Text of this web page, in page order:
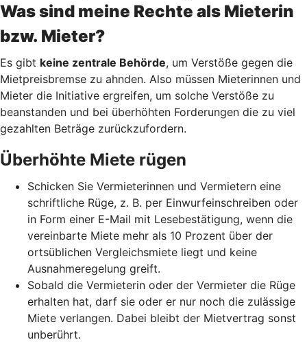
Was sind meine Rechte als Mieterin
bzw. Mieter?
Es gibt keine zentrale Behörde, um Verstöße gegen die
Mietpreisbremse zu ahnden. Also müssen Mieterinnen und
Mieter die Initiative ergreifen, um solche Verstöße zu
beanstanden und bei überhöhten Forderungen die zu viel
gezahlten Beträge zurückzufordern.
Überhöhte Miete rügen
Schicken Sie Vermieterinnen und Vermietern eine
schriftliche Rüge, z. B. per Einwurfeinschreiben oder
in Form einer E-Mail mit Lesebestätigung, wenn die
vereinbarte Miete mehr als 10 Prozent über der
ortsüblichen Vergleichsmiete liegt und keine
Ausnahmeregelung greift.
Sobald die Vermieterin oder der Vermieter die Rüge
erhalten hat, darf sie oder er nur noch die zulässige
Miete verlangen. Dabei bleibt der Mietvertrag sonst
unberührt.